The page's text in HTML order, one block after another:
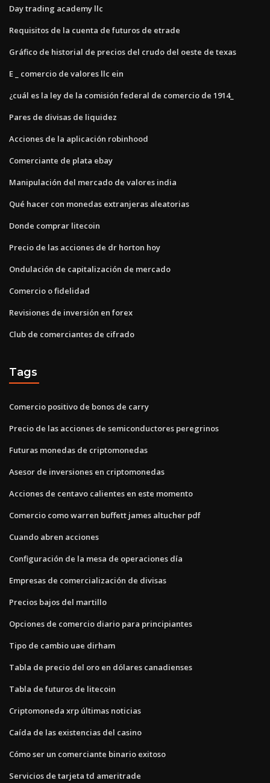
Day trading academy llc
Requisitos de la cuenta de futuros de etrade
Gráfico de historial de precios del crudo del oeste de texas
E _ comercio de valores llc ein
¿cuál es la ley de la comisión federal de comercio de 1914_
Pares de divisas de liquidez
Acciones de la aplicación robinhood
Comerciante de plata ebay
Manipulación del mercado de valores india
Qué hacer con monedas extranjeras aleatorias
Donde comprar litecoin
Precio de las acciones de dr horton hoy
Ondulación de capitalización de mercado
Comercio o fidelidad
Revisiones de inversión en forex
Club de comerciantes de cifrado
Tags
Comercio positivo de bonos de carry
Precio de las acciones de semiconductores peregrinos
Futuras monedas de criptomonedas
Asesor de inversiones en criptomonedas
Acciones de centavo calientes en este momento
Comercio como warren buffett james altucher pdf
Cuando abren acciones
Configuración de la mesa de operaciones día
Empresas de comercialización de divisas
Precios bajos del martillo
Opciones de comercio diario para principiantes
Tipo de cambio uae dirham
Tabla de precio del oro en dólares canadienses
Tabla de futuros de litecoin
Criptomoneda xrp últimas noticias
Caída de las existencias del casino
Cómo ser un comerciante binario exitoso
Servicios de tarjeta td ameritrade